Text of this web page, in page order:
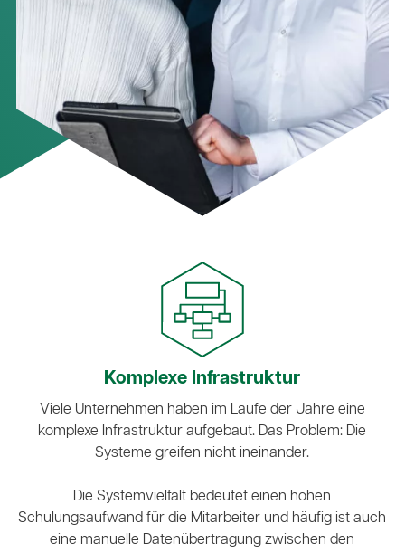
Komplexe Infrastruktur
Viele Unternehmen haben im Laufe der Jahre eine
komplexe Infrastruktur aufgebaut. Das Problem: Die
Systeme greifen nicht ineinander.
Die Systemvielfalt bedeutet einen hohen
Schulungsaufwand für die Mitarbeiter und häufig ist auch
eine manuelle Datenübertragung zwischen den